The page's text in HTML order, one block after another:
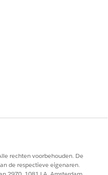
rechten voorbehouden. De
de respectieve eigenaren.